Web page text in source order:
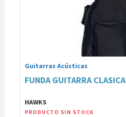
Guitarras Acústicas
FUNDA GUITARRA CLASICA
HAWKS
PRODUCTO SIN STOCK